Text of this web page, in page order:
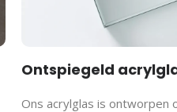
Ontspiegeld
Ons acrylglas is ontworpen